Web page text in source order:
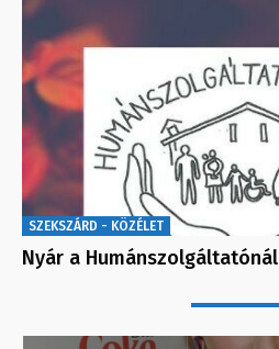
SZEKSZÁRD - KÖZÉLET
Nyár a Humánszolgáltatónál